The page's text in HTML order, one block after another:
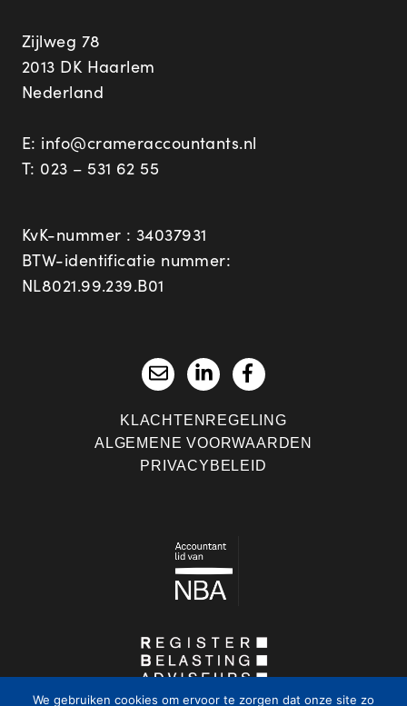
Zijlweg 78
2013 DK Haarlem
Nederland
E: info@crameraccountants.nl
T: 023 – 531 62 55
KvK-nummer : 34037931
BTW-identificatie nummer:
NL8021.99.239.B01
KLACHTENREGELING
ALGEMENE VOORWAARDEN
PRIVACYBELEID
We gebruiken cookies om ervoor te zorgen dat onze site zo